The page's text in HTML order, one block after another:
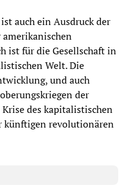
auch ein Ausdruck der
ist für die Gesellschaft in
Welt. Die
und auch
der
des kapitalistischen
künftigen revolutionären